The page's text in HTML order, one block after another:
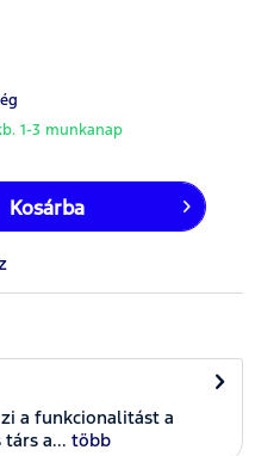
1-3 munkanap
Kosárba
a funkcionalitást a
a... több